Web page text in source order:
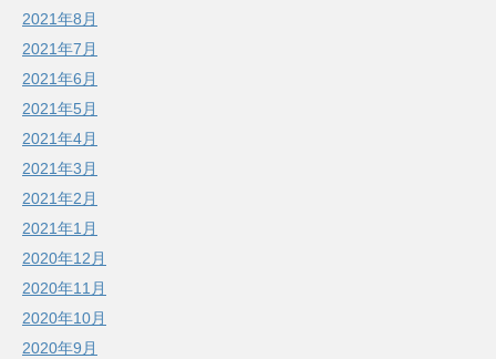
2021年8月
2021年7月
2021年6月
2021年5月
2021年4月
2021年3月
2021年2月
2021年1月
2020年12月
2020年11月
2020年10月
2020年9月